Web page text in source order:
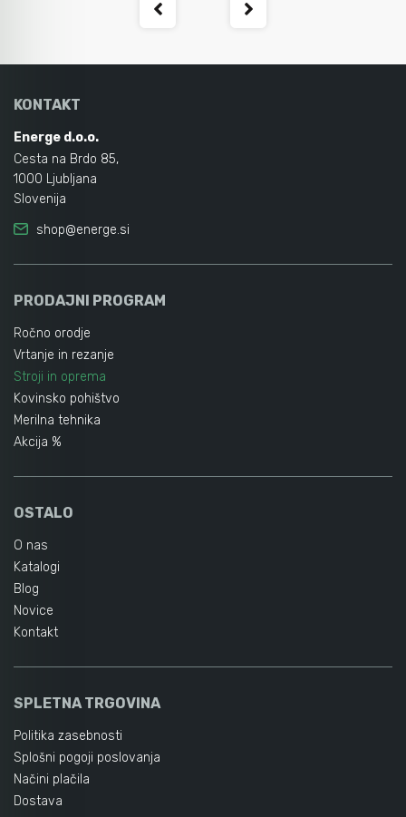
KONTAKT
Energe d.o.o.
Cesta na Brdo 85,
1000 Ljubljana
Slovenija
shop@energe.si
PRODAJNI PROGRAM
Ročno orodje
Vrtanje in rezanje
Stroji in oprema
Kovinsko pohištvo
Merilna tehnika
Akcija %
OSTALO
O nas
Katalogi
Blog
Novice
Kontakt
SPLETNA TRGOVINA
Politika zasebnosti
Splošni pogoji poslovanja
Načini plačila
Dostava